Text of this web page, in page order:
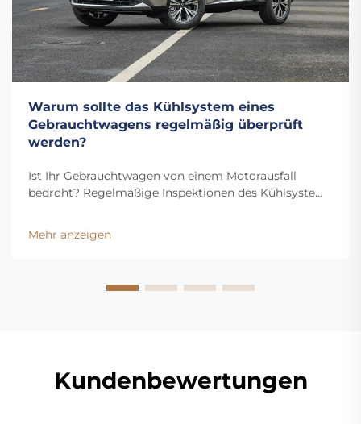
Warum sollte das Kühlsystem eines
Gebrauchtwagens regelmäßig überprüft
werden?
Ist Ihr Gebrauchtwagen von einem Motorausfall
bedroht? Regelmäßige Inspektionen des Kühlsystems
und verlängern die Lebensdauer Ihres Fahrzeugs.
Erfahren Sie jetzt die wichtigsten Vorteile.
Mehr anzeigen
Kundenbewertungen